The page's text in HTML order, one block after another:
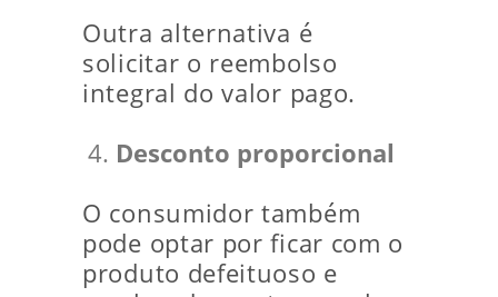
Outra alternativa é
solicitar o reembolso
integral do valor pago.
Desconto proporcional
O consumidor também
pode optar por ficar com o
produto defeituoso e